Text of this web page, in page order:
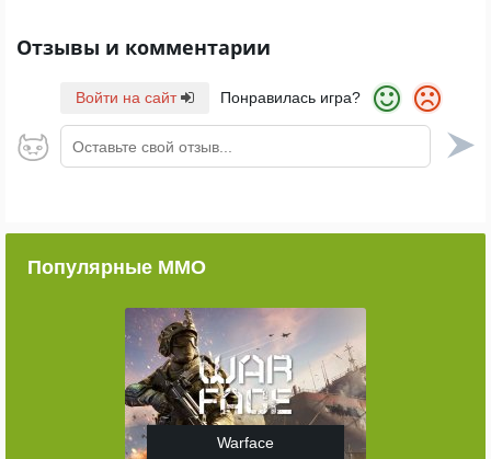
Отзывы и комментарии
Войти на сайт Понравилась игра?
Оставьте свой отзыв...
Популярные ММО
Warface